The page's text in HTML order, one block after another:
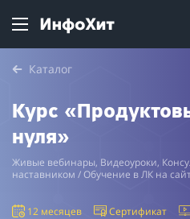
Каталог
Курс
нуля»
Живые вебинары, Видеоуроки,
наставником / Обучение в ЛК на
12 месяцев Сертификат